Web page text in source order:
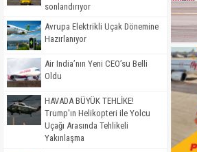
sonlandırıyor
Avrupa Elektrikli Uçak Dönemine
Hazırlanıyor
Air India’nın Yeni CEO’su Belli
Oldu
HAVADA BÜYÜK TEHLİKE!
Trump'ın Helikopteri ile Yolcu
Uçağı Arasında Tehlikeli
Yakınlaşma